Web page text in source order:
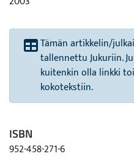
Tämän artikkelin/
tallennettu Jukuriin.
kuitenkin olla linkki
kokotekstiin.
ISBN
952-458-271-6